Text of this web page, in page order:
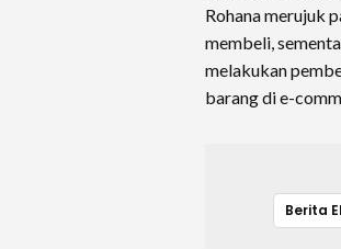
Rohana merujuk
membeli,
melakukan
barang di e-
Berita